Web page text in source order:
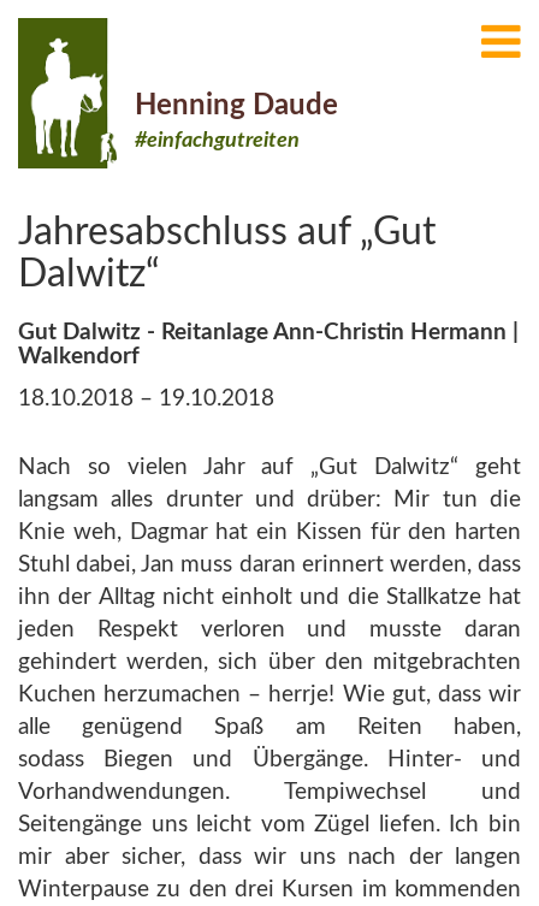
Henning Daude
#einfachgutreiten
Jahresabschluss auf „Gut
Dalwitz“
Gut Dalwitz - Reitanlage Ann-Christin Hermann |
Walkendorf
18.10.2018 – 19.10.2018
Nach so vielen Jahr auf „Gut Dalwitz“ geht
langsam alles drunter und drüber: Mir tun die
Knie weh, Dagmar hat ein Kissen für den harten
Stuhl dabei, Jan muss daran erinnert werden, dass
ihn der Alltag nicht einholt und die Stallkatze hat
jeden Respekt verloren und musste daran
gehindert werden, sich über den mitgebrachten
Kuchen herzumachen – herrje! Wie gut, dass wir
alle genügend Spaß am Reiten haben,
sodass Biegen und Übergänge. Hinter- und
Vorhandwendungen. Tempiwechsel und
Seitengänge uns leicht vom Zügel liefen. Ich bin
mir aber sicher, dass wir uns nach der langen
Winterpause zu den drei Kursen im kommenden